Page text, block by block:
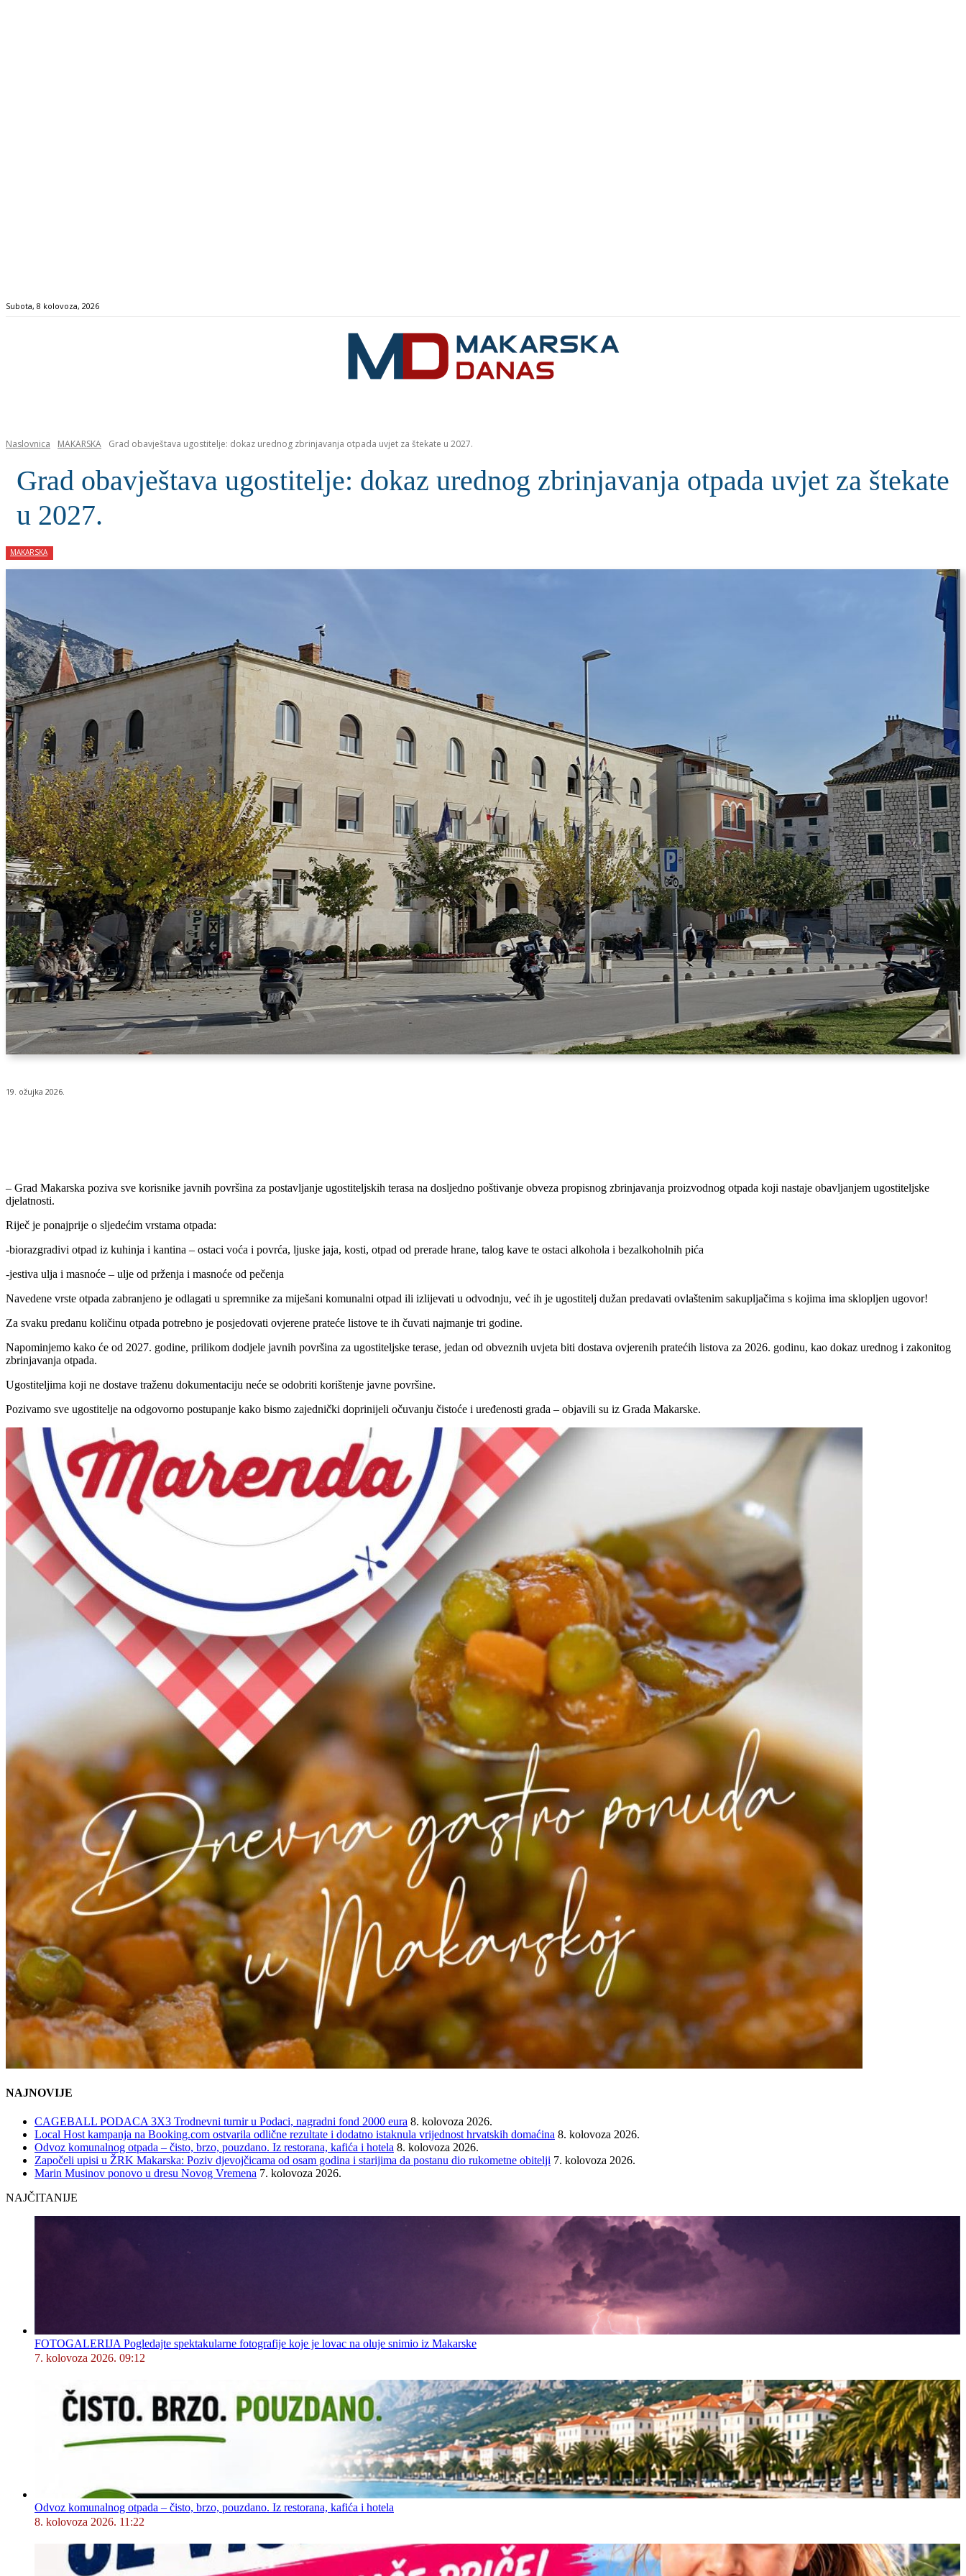
Subota, 8 kolovoza, 2026
Naslovnica MAKARSKA Grad obavještava ugostitelje: dokaz urednog zbrinjavanja otpada uvjet za štekate u 2027.
Grad obavještava ugostitelje: dokaz urednog zbrinjavanja otpada uvjet za štekate
u 2027.
MAKARSKA
19. ožujka 2026.
– Grad Makarska poziva sve korisnike javnih površina za postavljanje ugostiteljskih terasa na dosljedno poštivanje obveza propisnog zbrinjavanja proizvodnog otpada koji nastaje obavljanjem ugostiteljske
djelatnosti.
Riječ je ponajprije o sljedećim vrstama otpada:
-biorazgradivi otpad iz kuhinja i kantina – ostaci voća i povrća, ljuske jaja, kosti, otpad od prerade hrane, talog kave te ostaci alkohola i bezalkoholnih pića
-jestiva ulja i masnoće – ulje od prženja i masnoće od pečenja
Navedene vrste otpada zabranjeno je odlagati u spremnike za miješani komunalni otpad ili izlijevati u odvodnju, već ih je ugostitelj dužan predavati ovlaštenim sakupljačima s kojima ima sklopljen ugovor!
Za svaku predanu količinu otpada potrebno je posjedovati ovjerene prateće listove te ih čuvati najmanje tri godine.
Napominjemo kako će od 2027. godine, prilikom dodjele javnih površina za ugostiteljske terase, jedan od obveznih uvjeta biti dostava ovjerenih pratećih listova za 2026. godinu, kao dokaz urednog i zakonitog
zbrinjavanja otpada.
Ugostiteljima koji ne dostave traženu dokumentaciju neće se odobriti korištenje javne površine.
Pozivamo sve ugostitelje na odgovorno postupanje kako bismo zajednički doprinijeli očuvanju čistoće i uređenosti grada – objavili su iz Grada Makarske.
NAJNOVIJE
CAGEBALL PODACA 3X3 Trodnevni turnir u Podaci, nagradni fond 2000 eura 8. kolovoza 2026.
Local Host kampanja na Booking.com ostvarila odlične rezultate i dodatno istaknula vrijednost hrvatskih domaćina 8. kolovoza 2026.
Odvoz komunalnog otpada – čisto, brzo, pouzdano. Iz restorana, kafića i hotela 8. kolovoza 2026.
Započeli upisi u ŽRK Makarska: Poziv djevojčicama od osam godina i starijima da postanu dio rukometne obitelji 7. kolovoza 2026.
Marin Musinov ponovo u dresu Novog Vremena 7. kolovoza 2026.
NAJČITANIJE
FOTOGALERIJA Pogledajte spektakularne fotografije koje je lovac na oluje snimio iz Makarske
7. kolovoza 2026. 09:12
Odvoz komunalnog otpada – čisto, brzo, pouzdano. Iz restorana, kafića i hotela
8. kolovoza 2026. 11:22